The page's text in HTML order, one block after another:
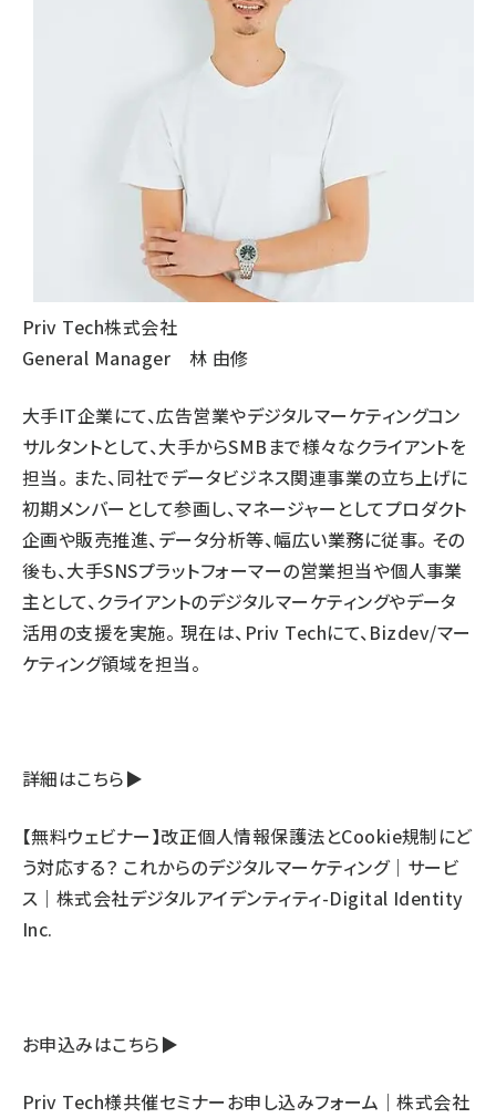
Priv Tech株式会社
General Manager 林 由修
大手IT企業にて、広告営業やデジタルマーケティングコン
サルタントとして、大手からSMBまで様々なクライアントを
担当。 また、同社でデータビジネス関連事業の立ち上げに
初期メンバーとして参画し、マネージャーとしてプロダクト
企画や販売推進、データ分析等、幅広い業務に従事。 その
後も、大手SNSプラットフォーマーの営業担当や個人事業
主として、クライアントのデジタルマーケティングやデータ
活用の支援を実施。 現在は、Priv Techにて、Bizdev/マー
ケティング領域を担当。
詳細はこちら▶
【無料ウェビナー】改正個人情報保護法とCookie規制にど
う対応する？ これからのデジタルマーケティング｜サービ
ス｜株式会社デジタルアイデンティティ-Digital Identity
Inc.
お申込みはこちら▶
Priv Tech様共催セミナーお申し込みフォーム｜株式会社